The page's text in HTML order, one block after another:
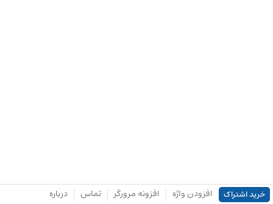
خرید اشتراک افزودن واژه افزونه مرورگر تماس درباره